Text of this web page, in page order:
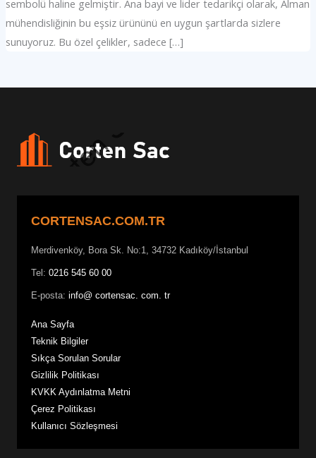
sembolü haline gelmiştir. Ana bayi ve lider tedarikçi olarak, Alman
mühendisliğinin bu eşsiz ürününü en uygun şartlarda sizlere
sunuyoruz. Bu özel çelikler, sadece […]
CORTENSAC.COM.TR
Merdivenköy, Bora Sk. No:1, 34732 Kadıköy/İstanbul
Tel: 0216 545 60 00
E-posta: info@ cortensac. com. tr
Ana Sayfa
Teknik Bilgiler
Sıkça Sorulan Sorular
Gizlilik Politikası
KVKK Aydınlatma Metni
Çerez Politikası
Kullanıcı Sözleşmesi